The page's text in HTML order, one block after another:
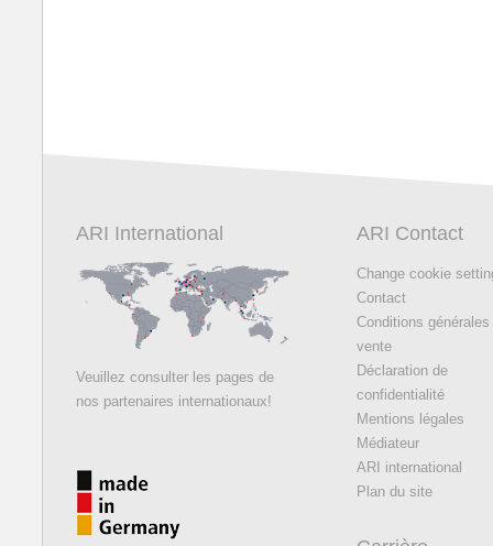
ARI International
Veuillez consulter les pages de
nos partenaires internationaux!
ARI Contact
Change cookie
Contact
Conditions
vente
Déclaration de
confidentialité
Mentions légales
Médiateur
ARI international
Plan du site